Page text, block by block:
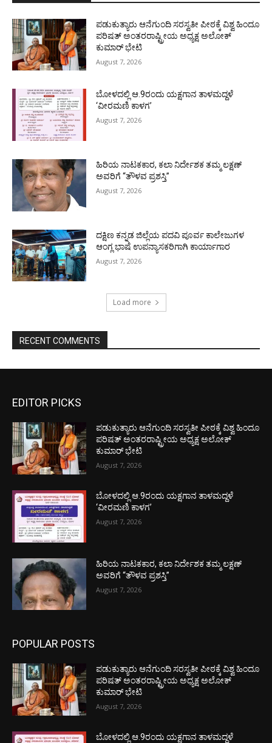
ಪಡುಕುತ್ಯಾರು ಆನೆಗುಂದಿ ಸರಸ್ವತೀ ಪೀಠಕ್ಕೆ ವಿಶ್ವ ಹಿಂದೂ
ಪರಿಷತ್ ಅಂತರರಾಷ್ಟ್ರೀಯ ಅಧ್ಯಕ್ಷ ಅಲೋಕ್
ಕುಮಾರ್ ಭೇಟಿ
August 7, 2026
ಬೋಳದಲ್ಲಿ ಆ.9ರಂದು ಯಕ್ಷಗಾನ ತಾಳಮದ್ದಳೆ
‘ವೀರಮಣಿ ಕಾಳಗ’
August 7, 2026
ಹಿರಿಯ ನಾಟಕಕಾರ, ಕಲಾ ನಿರ್ದೇಶಕ ತಮ್ಮ ಲಕ್ಷಣ್
ಅವರಿಗೆ “ತೌಳವ ಪ್ರಶಸ್ತಿ”
August 7, 2026
ದಕ್ಷಿಣ ಕನ್ನಡ ಜಿಲ್ಲೆಯ ಪದವಿ ಪೂರ್ವ ಕಾಲೇಜುಗಳ
ಆಂಗ್ಲ ಭಾಷೆ ಉಪನ್ಯಾಸಕರಿಗಾಗಿ ಕಾರ್ಯಾಗಾರ
August 7, 2026
Load more
RECENT COMMENTS
EDITOR PICKS
ಪಡುಕುತ್ಯಾರು ಆನೆಗುಂದಿ ಸರಸ್ವತೀ ಪೀಠಕ್ಕೆ ವಿಶ್ವ ಹಿಂದೂ
ಪರಿಷತ್ ಅಂತರರಾಷ್ಟ್ರೀಯ ಅಧ್ಯಕ್ಷ ಅಲೋಕ್
ಕುಮಾರ್ ಭೇಟಿ
August 7, 2026
ಬೋಳದಲ್ಲಿ ಆ.9ರಂದು ಯಕ್ಷಗಾನ ತಾಳಮದ್ದಳೆ
‘ವೀರಮಣಿ ಕಾಳಗ’
August 7, 2026
ಹಿರಿಯ ನಾಟಕಕಾರ, ಕಲಾ ನಿರ್ದೇಶಕ ತಮ್ಮ ಲಕ್ಷಣ್
ಅವರಿಗೆ “ತೌಳವ ಪ್ರಶಸ್ತಿ”
August 7, 2026
POPULAR POSTS
ಪಡುಕುತ್ಯಾರು ಆನೆಗುಂದಿ ಸರಸ್ವತೀ ಪೀಠಕ್ಕೆ ವಿಶ್ವ ಹಿಂದೂ
ಪರಿಷತ್ ಅಂತರರಾಷ್ಟ್ರೀಯ ಅಧ್ಯಕ್ಷ ಅಲೋಕ್
ಕುಮಾರ್ ಭೇಟಿ
August 7, 2026
ಬೋಳದಲ್ಲಿ ಆ.9ರಂದು ಯಕ್ಷಗಾನ ತಾಳಮದ್ದಳೆ